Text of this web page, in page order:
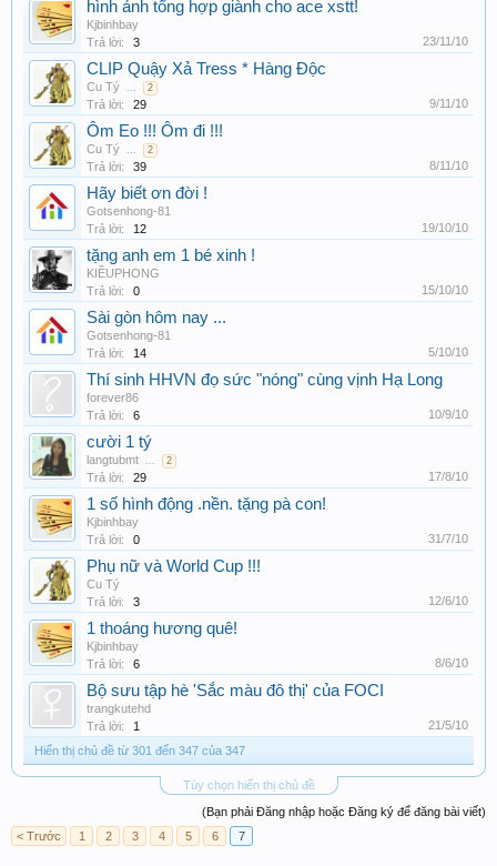
hình ảnh tổng hợp giành cho ace xstt!
Kjbinhbay
Trả lời:
3 23/11/10
CLIP Quậy Xả Tress * Hàng Độc
Cu Tý ... 2
Trả lời: 29 9/11/10
Ôm Eo !!! Ôm đi !!!
Cu Tý ... 2
Trả lời: 39 8/11/10
Hãy biết ơn đời !
Gotsenhong-81
Trả lời:
12 19/10/10
tặng anh em 1 bé xinh !
KIỀUPHONG
Trả lời:
0 15/10/10
Sài gòn hôm nay ...
Gotsenhong-81
Trả lời:
14 5/10/10
Thí sinh HHVN đọ sức "nóng" cùng vịnh Hạ Long
forever86
Trả lời:
6 10/9/10
cười 1 tý
langtubmt ... 2
Trả lời: 29 17/8/10
1 số hình động .nền. tặng pà con!
Kjbinhbay
Trả lời:
0 31/7/10
Phụ nữ và World Cup !!!
Cu Tý
Trả lời:
3 12/6/10
1 thoáng hương quê!
Kjbinhbay
Trả lời:
6 8/6/10
Bộ sưu tập hè 'Sắc màu đô thị' của FOCI
trangkutehd
Trả lời:
1
21/5/10
Hiển thị chủ đề từ 301 đến 347 của 347
Tùy chọn hiển thị chủ đề
(Bạn phải Đăng nhập hoặc Đăng ký để đăng bài viết)
< Trước
1 2 3 4 5 6 7